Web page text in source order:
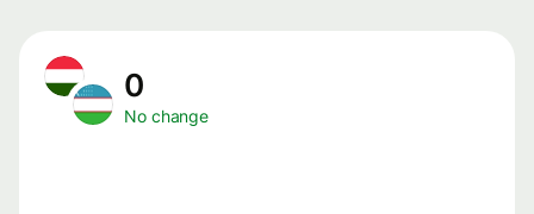
0
No change